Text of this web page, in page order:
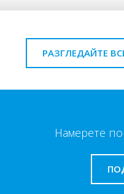
РАЗГЛЕДАЙТЕ
Намерете